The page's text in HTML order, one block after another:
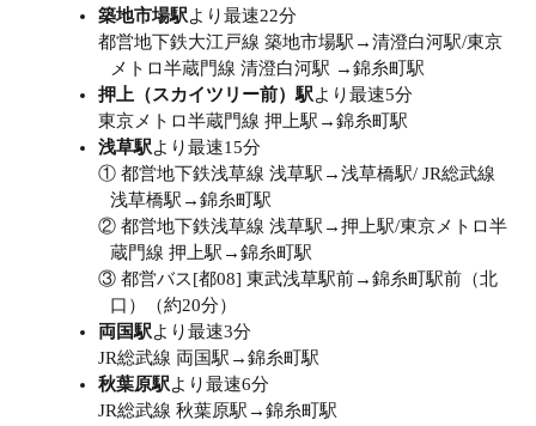
築地市場駅より最速22分
都営地下鉄大江戸線 築地市場駅→清澄白河駅/東京
メトロ半蔵門線 清澄白河駅 →錦糸町駅
押上（スカイツリー前）駅より最速5分
東京メトロ半蔵門線 押上駅→錦糸町駅
浅草駅より最速15分
① 都営地下鉄浅草線 浅草駅→浅草橋駅/ JR総武線
浅草橋駅→錦糸町駅
② 都営地下鉄浅草線 浅草駅→押上駅/東京メトロ半
蔵門線 押上駅→錦糸町駅
③ 都営バス[都08] 東武浅草駅前→錦糸町駅前（北
口）（約20分）
両国駅より最速3分
JR総武線 両国駅→錦糸町駅
秋葉原駅より最速6分
JR総武線 秋葉原駅→錦糸町駅